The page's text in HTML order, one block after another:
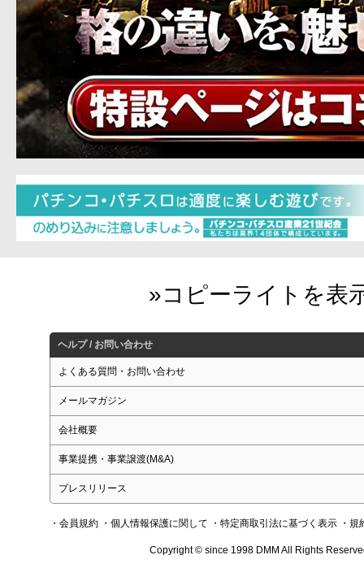
ヘルプ / お問い合わせ
よくある質問・お問い合わせ
メールマガジン
会社概要
事業提携・事業譲渡(M&A)
プレスリリース
・会員規約 ・個人情報保護に関して ・特定商取引法に基づく表示 ・規
Copyright © since 1998 DMM All Rights